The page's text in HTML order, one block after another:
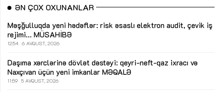
ƏN ÇOX OXUNANLAR
Məşğulluqda yeni hədəflər: risk əsaslı elektron audit, çevik iş
rejimi... MÜSAHİBƏ
12:54 6 AVQUST, 2026
Daşıma xərclərinə dövlət dəstəyi: qeyri-neft-qaz ixracı və
Naxçıvan üçün yeni imkanlar MƏQALƏ
11:59 5 AVQUST, 2026